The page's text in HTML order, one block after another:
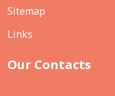
Sitemap
Links
Our Contacts